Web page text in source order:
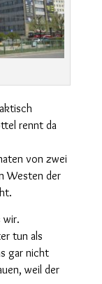
rennt da
von zwei
Westen der
wir.
tun als
gar nicht
weil der